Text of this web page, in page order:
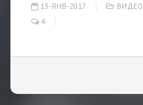
13-ЯНВ-2017 ВИДЕО
4